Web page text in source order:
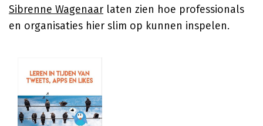
Sibrenne Wagenaar laten zien hoe professionals
en organisaties hier slim op kunnen inspelen.